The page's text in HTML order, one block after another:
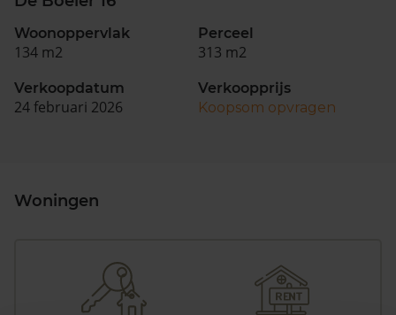
Woonoppervlak
134 m2
Perceel
313 m2
Verkoopdatum
24 februari 2026
Verkoopprijs
Koopsom opvragen
Woningen